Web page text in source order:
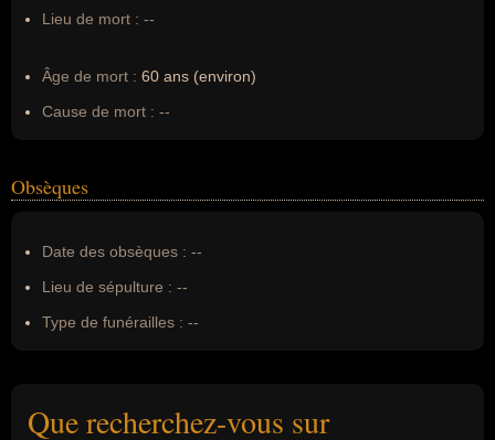
Lieu de mort : --
Âge de mort : 60 ans (environ)
Cause de mort : --
Obsèques
Date des obsèques : --
Lieu de sépulture : --
Type de funérailles : --
Que recherchez-vous sur